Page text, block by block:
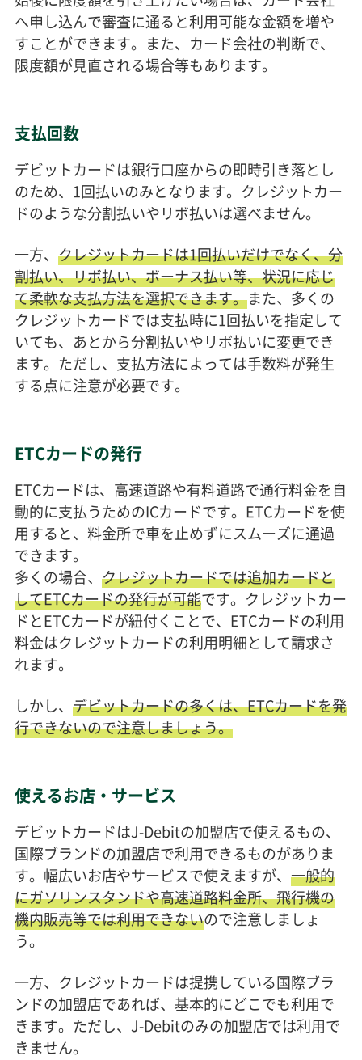
へ申し込んで審査に通ると利用可能な金額を増や
すことができます。また、カード会社の判断で、
限度額が見直される場合等もあります。
支払回数
デビットカードは銀行口座からの即時引き落とし
のため、1回払いのみとなります。クレジットカー
ドのような分割払いやリボ払いは選べません。
一方、 クレジットカードは1回払いだけでなく、分
割払い、リボ払い、ボーナス払い等、状況に応じ
て柔軟な支払方法を選択できます。また、多くの
クレジットカードでは支払時に1回払いを指定して
いても、あとから分割払いやリボ払いに変更でき
ます。ただし、支払方法によっては手数料が発生
する点に注意が必要です。
ETCカードの発行
ETCカードは、高速道路や有料道路で通行料金を自
動的に支払うためのICカードです。ETCカードを使
用すると、料金所で車を止めずにスムーズに通過
できます。
多くの場合、 クレジットカードでは追加カードと
してETCカードの発行が可能です。クレジットカー
ドとETCカードが紐付くことで、ETCカードの利用
料金はクレジットカードの利用明細として請求さ
れます。
しかし、 デビットカードの多くは、ETCカードを発
行できないので注意しましょう。
使えるお店・サービス
デビットカードはJ-Debitの加盟店で使えるもの、
国際ブランドの加盟店で利用できるものがありま
す。幅広いお店やサービスで使えますが、 一般的
にガソリンスタンドや高速道路料金所、飛行機の
機内販売等では利用できないので注意しましょ
う。
一方、クレジットカードは提携している国際ブラ
ンドの加盟店であれば、基本的にどこでも利用で
きます。ただし、J-Debitのみの加盟店では利用で
きません。